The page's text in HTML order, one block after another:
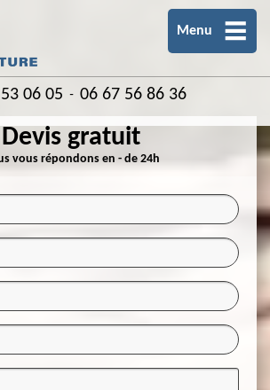
Menu
06 05 - 06 67 56 86 36
Devis gratuit
vous répondons en - de 24h